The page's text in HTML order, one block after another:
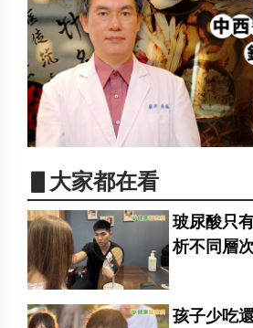
▋大家都在看
玻尿酸只
析不同層
孩子少吃